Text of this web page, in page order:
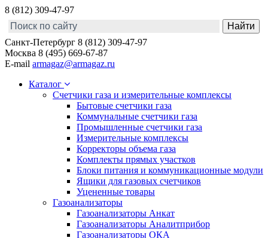
8 (812) 309-47-97
Санкт-Петербург 8 (812) 309-47-97
Москва 8 (495) 669-67-87
E-mail armagaz@armagaz.ru
Каталог
Счетчики газа и измерительные комплексы
Бытовые счетчики газа
Коммунальные счетчики газа
Промышленные счетчики газа
Измерительные комплексы
Корректоры объема газа
Комплекты прямых участков
Блоки питания и коммуникационные модули
Ящики для газовых счетчиков
Уцененные товары
Газоанализаторы
Газоанализаторы Анкат
Газоанализаторы Аналитприбор
Газоанализаторы ОКА